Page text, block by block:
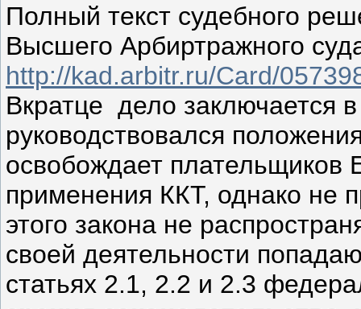
Полный текст судебного
Высшего Арбиртражного
http://kad.arbitr.ru/Card/
Вкратце дело заключается
руководствовался
освобождает плательщиков
применения ККТ, однако не
этого закона не
своей деятельности
статьях 2.1, 2.2 и 2.3